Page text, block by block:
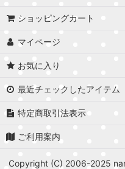
ショッピングカート
マイページ
お気に入り
最近チェックしたアイテム
特定商取引法表示
ご利用案内
Copyright (C) 2006-2025